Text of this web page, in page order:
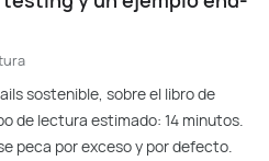
sostenible, sobre el libro de
de lectura estimado: 14 minutos.
peca por exceso y por defecto.